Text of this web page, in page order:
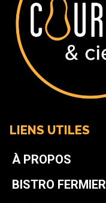
LIENS UTILES
À PROPOS
BISTRO FERMIER